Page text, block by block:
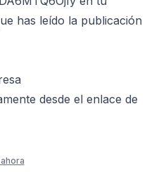
has leído la publicación
desde el enlace de